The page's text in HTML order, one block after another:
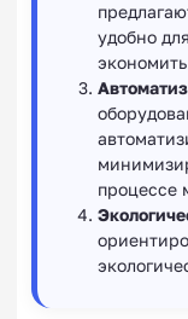
удобно
процессе